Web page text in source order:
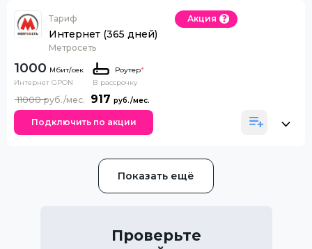
Тариф
Интернет (365 дней)
Метросеть
Акция
1000
Интернет GPON
Роутер*
В рассрочку
917
11000
Подключить по акции
Показать ещё
Проверьте